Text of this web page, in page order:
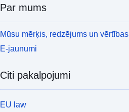
Par mums
Mūsu mērķis, redzējums un vērtības
E-jaunumi
Citi pakalpojumi
EU law